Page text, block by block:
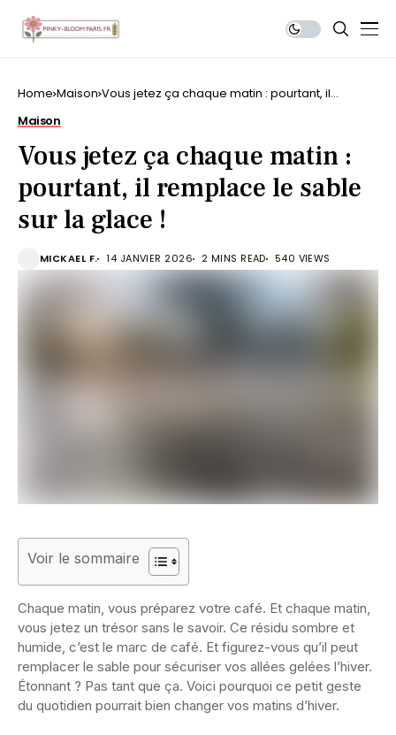
Home Maison Vous jetez ça chaque matin : pourtant, il
Maison
Vous jetez ça chaque matin :
pourtant, il remplace le sable
sur la glace !
MICKAEL F. 14 JANVIER 2026 2 MINS READ 540 VIEWS
Voir le sommaire
Chaque matin, vous préparez votre café. Et chaque matin,
vous jetez un trésor sans le savoir. Ce résidu sombre et
humide, c’est le marc de café. Et figurez-vous qu’il peut
remplacer le sable pour sécuriser vos allées gelées l’hiver.
Étonnant ? Pas tant que ça. Voici pourquoi ce petit geste
du quotidien pourrait bien changer vos matins d’hiver.